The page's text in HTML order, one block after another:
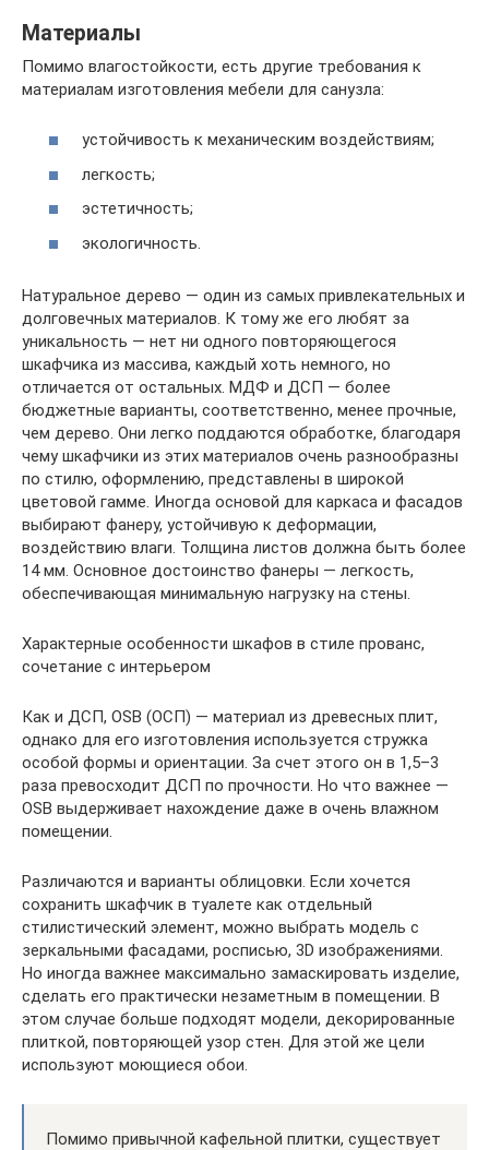
Материалы
Помимо влагостойкости, есть другие требования к
материалам изготовления мебели для санузла:
устойчивость к механическим воздействиям;
легкость;
эстетичность;
экологичность.
Натуральное дерево — один из самых привлекательных и
долговечных материалов. К тому же его любят за
уникальность — нет ни одного повторяющегося
шкафчика из массива, каждый хоть немного, но
отличается от остальных. МДФ и ДСП — более
бюджетные варианты, соответственно, менее прочные,
чем дерево. Они легко поддаются обработке, благодаря
чему шкафчики из этих материалов очень разнообразны
по стилю, оформлению, представлены в широкой
цветовой гамме. Иногда основой для каркаса и фасадов
выбирают фанеру, устойчивую к деформации,
воздействию влаги. Толщина листов должна быть более
14 мм. Основное достоинство фанеры — легкость,
обеспечивающая минимальную нагрузку на стены.
Характерные особенности шкафов в стиле прованс,
сочетание с интерьером
Как и ДСП, OSB (ОСП) — материал из древесных плит,
однако для его изготовления используется стружка
особой формы и ориентации. За счет этого он в 1,5–3
раза превосходит ДСП по прочности. Но что важнее —
OSB выдерживает нахождение даже в очень влажном
помещении.
Различаются и варианты облицовки. Если хочется
сохранить шкафчик в туалете как отдельный
стилистический элемент, можно выбрать модель с
зеркальными фасадами, росписью, 3D изображениями.
Но иногда важнее максимально замаскировать изделие,
сделать его практически незаметным в помещении. В
этом случае больше подходят модели, декорированные
плиткой, повторяющей узор стен. Для этой же цели
используют моющиеся обои.
Помимо привычной кафельной плитки, существует